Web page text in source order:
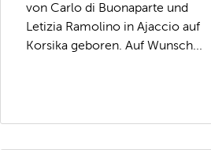
von Carlo di Buonaparte und
Letizia Ramolino in Ajaccio auf
Korsika geboren. Auf Wunsch...